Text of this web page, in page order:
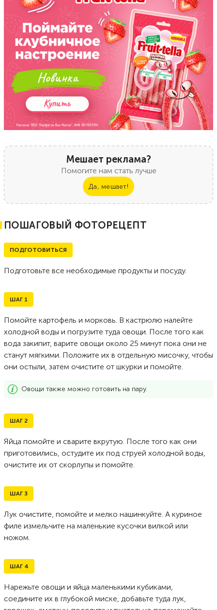
Мешает реклама?
Помогите нам стать лучше
Да, мешает!
ПОШАГОВЫЙ ФОТОРЕЦЕПТ
ПОДГОТОВИТЬСЯ
Подготовьте все необходимые продукты и посуду.
ШАГ 1
Помойте картофель и морковь. В кастрюлю налейте
холодной воды и погрузите туда овощи. После того как
вода закипит, варите овощи около 25 минут пока они не
станут мягкими. Положите их в отдельную мисочку, чтобы
они остыли, затем очистите от шкурки и помойте.
Овощи также можно готовить на пару.
ШАГ 2
Яйца помойте и сварите вкрутую. После того как они
приготовились, остудите их под струей холодной воды,
очистите их от скорлупы и помойте.
ШАГ 3
Лук очистите, помойте и мелко нашинкуйте. А куриное
филе измельчите на маленькие кусочки вилкой или
ножом.
ШАГ 4
Нарежьте овощи и яйца маленькими кубиками,
соедините их в глубокой миске, добавьте туда лук,